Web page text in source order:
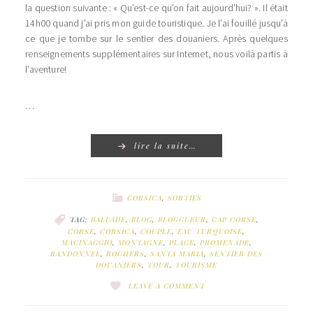
la question suivante : « Qu’est-ce qu’on fait aujourd’hui? ». Il était
14h00 quand j’ai pris mon guide touristique. Je l’ai fouillé jusqu’à
ce que je tombe sur le sentier des douaniers. Après quelques
renseignements supplémentaires sur Internet, nous voilà partis à
l’aventure!
…
lire la suite…
CORSICA, SORTIES
TAG: BALLADE, BLOG, BLOGGUEUR, CAP CORSE,
CORSE, CORSICA, COUPLE, EAU TURQUOISE,
MACINAGGIO, MONTAGNE, PLAGE, PROMENADE,
RANDONNEE, ROCHERS, SANTA MARIA, SENTIER DES
DOUANIERS, TOUR, TOURISME
LEAVE A COMMENT